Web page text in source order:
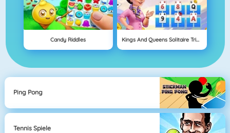
Candy Riddles Kings And Queens Solitaire Tripeaks
Ping Pong
Tennis Spiele